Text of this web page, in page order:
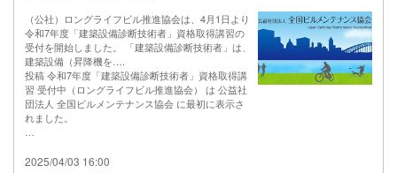
（公社）ロングライフビル推進協会は、4月1日より
令和7年度「建築設備診断技術者」資格取得講習の
受付を開始しました。 「建築設備診断技術者」は、
建築設備（昇降機を….
投稿 令和7年度「建築設備診断技術者」資格取得講
習 受付中（ロングライフビル推進協会） は 公益社
団法人 全国ビルメンテナンス協会 に最初に表示さ
れました。
2025/04/03 16:00